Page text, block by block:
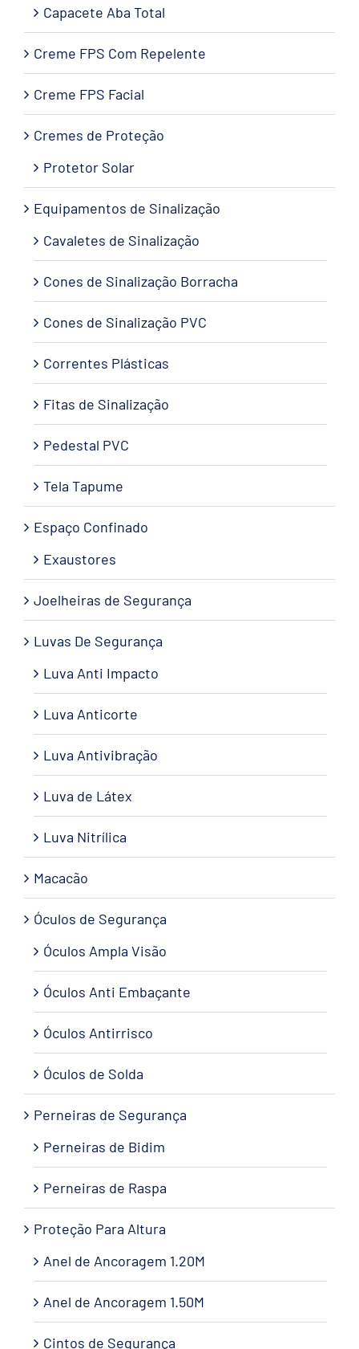
Capacete Aba Total
Creme FPS Com Repelente
Creme FPS Facial
Cremes de Proteção
Protetor Solar
Equipamentos de Sinalização
Cavaletes de Sinalização
Cones de Sinalização Borracha
Cones de Sinalização PVC
Correntes Plásticas
Fitas de Sinalização
Pedestal PVC
Tela Tapume
Espaço Confinado
Exaustores
Joelheiras de Segurança
Luvas De Segurança
Luva Anti Impacto
Luva Anticorte
Luva Antivibração
Luva de Látex
Luva Nitrílica
Macacão
Óculos de Segurança
Óculos Ampla Visão
Óculos Anti Embaçante
Óculos Antirrisco
Óculos de Solda
Perneiras de Segurança
Perneiras de Bidim
Perneiras de Raspa
Proteção Para Altura
Anel de Ancoragem 1.20M
Anel de Ancoragem 1.50M
Cintos de Segurança